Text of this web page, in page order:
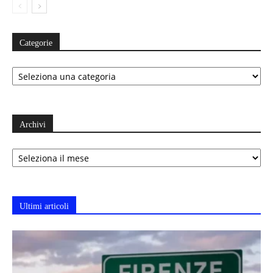
Categorie
Categorie
Archivi
Archivi
Ultimi articoli